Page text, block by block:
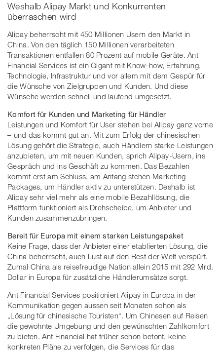
Weshalb Alipay Markt und Konkurrenten
überraschen wird
Alipay beherrscht mit 450 Millionen Usern den Markt in
China. Von den täglich 150 Millionen verarbeiteten
Transaktionen entfallen 80 Prozent auf mobile Geräte. Ant
Financial Services ist ein Gigant mit Know-how, Erfahrung,
Technologie, Infrastruktur und vor allem mit dem Gespür für
die Wünsche von Zielgruppen und Kunden. Und diese
Wünsche werden schnell und laufend umgesetzt.
Komfort für Kunden und Marketing für Händler
Leistungen und Komfort für User stehen bei Alipay ganz vorne
– und das kommt gut an. Mit zum Erfolg der chinesischen
Lösung gehört die Strategie, auch Händlern starke Leistungen
anzubieten, um mit neuen Kunden, sprich Alipay-Usern, ins
Gespräch und ins Geschäft zu kommen. Das Bezahlen
kommt erst am Schluss, am Anfang stehen Marketing
Packages, um Händler aktiv zu unterstützen. Deshalb ist
Alipay sehr viel mehr als eine mobile Bezahllösung, die
Plattform funktioniert als Drehscheibe, um Anbieter und
Kunden zusammenzubringen.
Bereit für Europa mit einem starken Leistungspaket
Keine Frage, dass der Anbieter einer etablierten Lösung, die
China beherrscht, auch Lust auf den Rest der Welt verspürt.
Zumal China als reisefreudige Nation allein 2015 mit 292 Mrd.
Dollar in Europa für zusätzliche Händlerumsätze sorgt.
Ant Financial Services positioniert Alipay in Europa in der
Kommunikation gegen aussen seit Monaten schon als
„Lösung für chinesische Touristen“. Um Chinesen auf Reisen
die gewohnte Umgebung und den gewünschten Zahlkomfort
zu bieten. Ant Financial hat früher schon betont, keine
konkreten Pläne zu verfolgen, die Services für das